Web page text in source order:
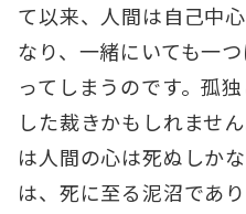
て以来、人間は自己中
なり、一緒にいても一
ってしまうのです。孤
した裁きかもしれませ
は人間の心は死ぬしか
は、死に至る泥沼であり